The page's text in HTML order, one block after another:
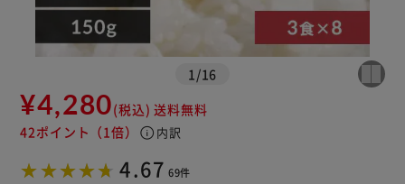
1 /16
¥4,280(税込) 送料無料
42ポイント （1倍） info 内訳
4.67 69件